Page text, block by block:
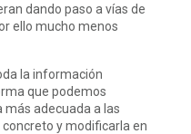
dando paso a vías de
ello mucho menos
la información
que podemos
adecuada a las
y modificarla en